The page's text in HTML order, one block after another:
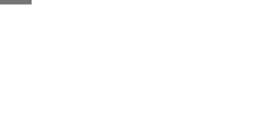
de estas consultas eran irrelevantes o
posibles compradores mediante
únicamente en aquellos interesados
La experiencia demuestra que publicar